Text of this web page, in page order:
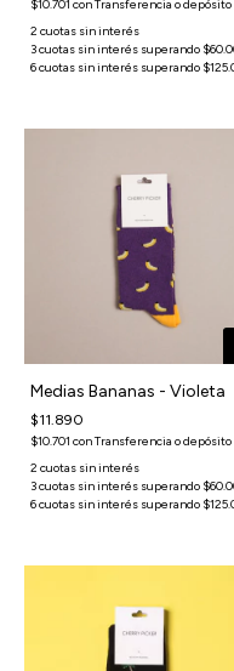
$10.701 conTransferencia o depósito
Medias Bananas - Violeta
$11.890
$10.701 conTransferencia o depósito